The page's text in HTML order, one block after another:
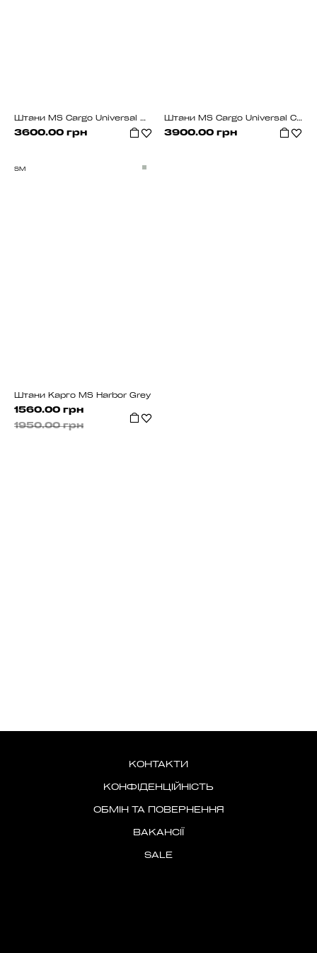
Штани MS Cargo Universal Milk
3600.00 грн
Штани MS Cargo Universal Camo
3900.00 грн
SM
Штани Карго MS Harbor Grey
1560.00 грн
1950.00 грн
КОНТАКТИ
КОНФІДЕНЦІЙНІСТЬ
ОБМІН ТА ПОВЕРНЕННЯ
ВАКАНСІЇ
SALE